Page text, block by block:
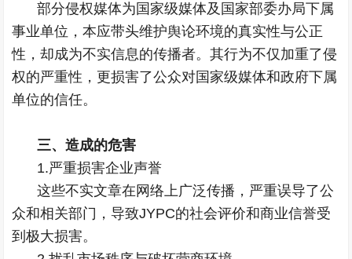
部分侵权媒体为国家级媒体及国家部委办局下属
事业单位，本应带头维护舆论环境的真实性与公正
性，却成为不实信息的传播者。其行为不仅加重了侵
权的严重性，更损害了公众对国家级媒体和政府下属
单位的信任。
三、造成的危害
1.严重损害企业声誉
这些不实文章在网络上广泛传播，严重误导了公
众和相关部门，导致JYPC的社会评价和商业信誉受
到极大损害。